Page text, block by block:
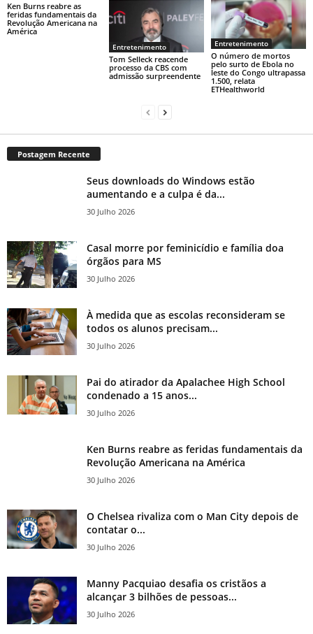
Ken Burns reabre as
feridas fundamentais da
Revolução Americana na
América
Entretenimento
Tom Selleck reacende
processo da CBS com
admissão surpreendente
Entretenimento
O número de mortos
pelo surto de Ebola no
leste do Congo ultrapassa
1.500, relata
ETHealthworld
Postagem Recente
Seus downloads do Windows estão
aumentando e a culpa é da...
30 Julho 2026
Casal morre por feminicídio e família doa
órgãos para MS
30 Julho 2026
À medida que as escolas reconsideram se
todos os alunos precisam...
30 Julho 2026
Pai do atirador da Apalachee High School
condenado a 15 anos...
30 Julho 2026
Ken Burns reabre as feridas fundamentais da
Revolução Americana na América
30 Julho 2026
O Chelsea rivaliza com o Man City depois de
contatar o...
30 Julho 2026
Manny Pacquiao desafia os cristãos a
alcançar 3 bilhões de pessoas...
30 Julho 2026